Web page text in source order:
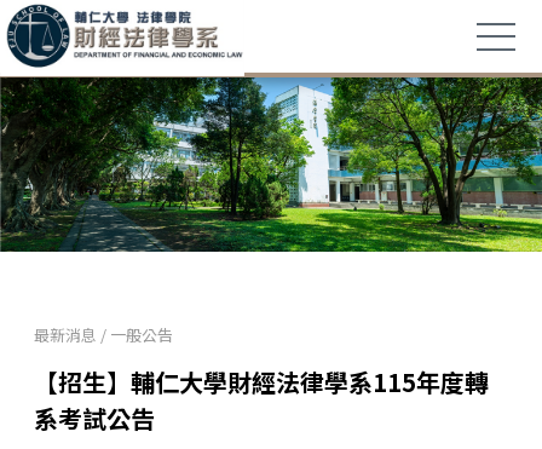
最新消息 / 一般公告
【招生】輔仁大學財經法律學系115年度轉
系考試公告